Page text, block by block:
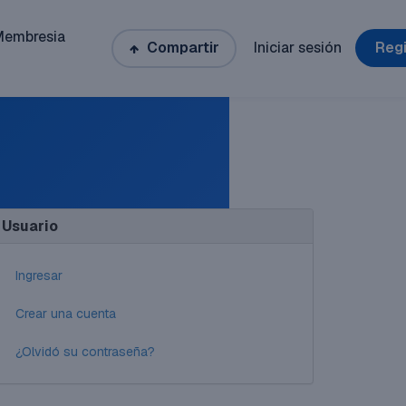
Compartir Iniciar sesión
Usuario
Ingresar
Crear una cuenta
¿Olvidó su contraseña?